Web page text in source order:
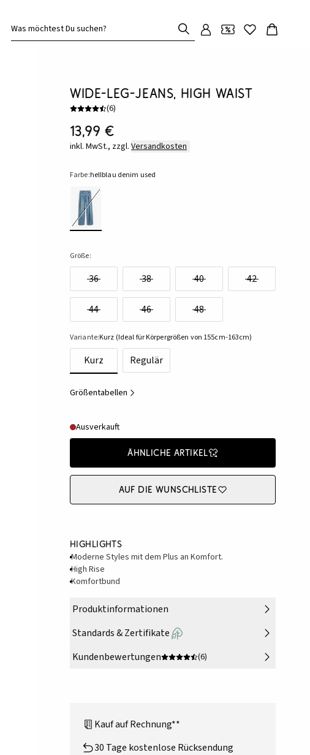
Was möchtest Du suchen?
Wide-Leg-Jeans, High Waist
(6)
13,99 €
inkl. MwSt., zzgl. Versandkosten
Farbe:hellblau denim used
Größe:
36 38 40 42
44 46 48
Variante:Kurz (Ideal für Körpergrößen von 155cm-163cm)
Kurz Regulär
Größentabellen
Ausverkauft
Ähnliche Artikel
Auf die Wunschliste
Highlights
Moderne Styles mit dem Plus an Komfort.
High Rise
Komfortbund
Produktinformationen
Standards & Zertifikate
Kundenbewertungen
(6)
Kauf auf Rechnung**
30 Tage kostenlose Rücksendung